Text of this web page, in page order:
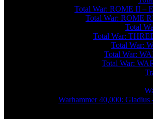
Total War: ROME II –
Total War: ROME
Total
Total War:
Total War:
Total War:
Total War:
Warhammer 40,000: Gladius